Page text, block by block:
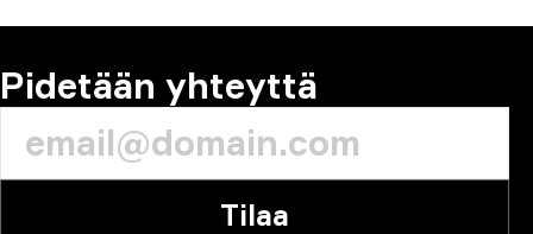
Pidetään yhteyttä
Tilaa